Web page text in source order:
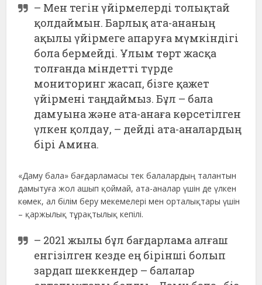
– Мен тегін үйірмелерді толықтай
қолдаймын. Барлық ата-ананың
ақылы үйірмеге апаруға мүмкіндігі
бола бермейді. Ұлым төрт жасқа
толғанда міндетті түрде
мониторинг жасап, бізге қажет
үйірмені таңдаймыз. Бұл – бала
дамуына және ата-анаға көрсетілген
үлкен қолдау, – дейді ата-аналардың
бірі Амина.
«Даму бала» бағдарламасы тек балалардың талантын
дамытуға жол ашып қоймай, ата-аналар үшін де үлкен
көмек, ал білім беру мекемелері мен орталықтары үшін
– қаржылық тұрақтылық кепілі.
– 2021 жылы бұл бағдарлама алғаш
енгізілген кезде ең бірінші болып
зардап шеккендер – балалар